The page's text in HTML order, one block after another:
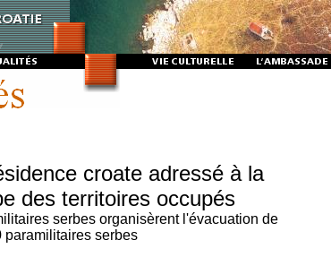
croate adressé à la
des territoires occupés
serbes organisèrent l'évacuation de
paramilitaires serbes